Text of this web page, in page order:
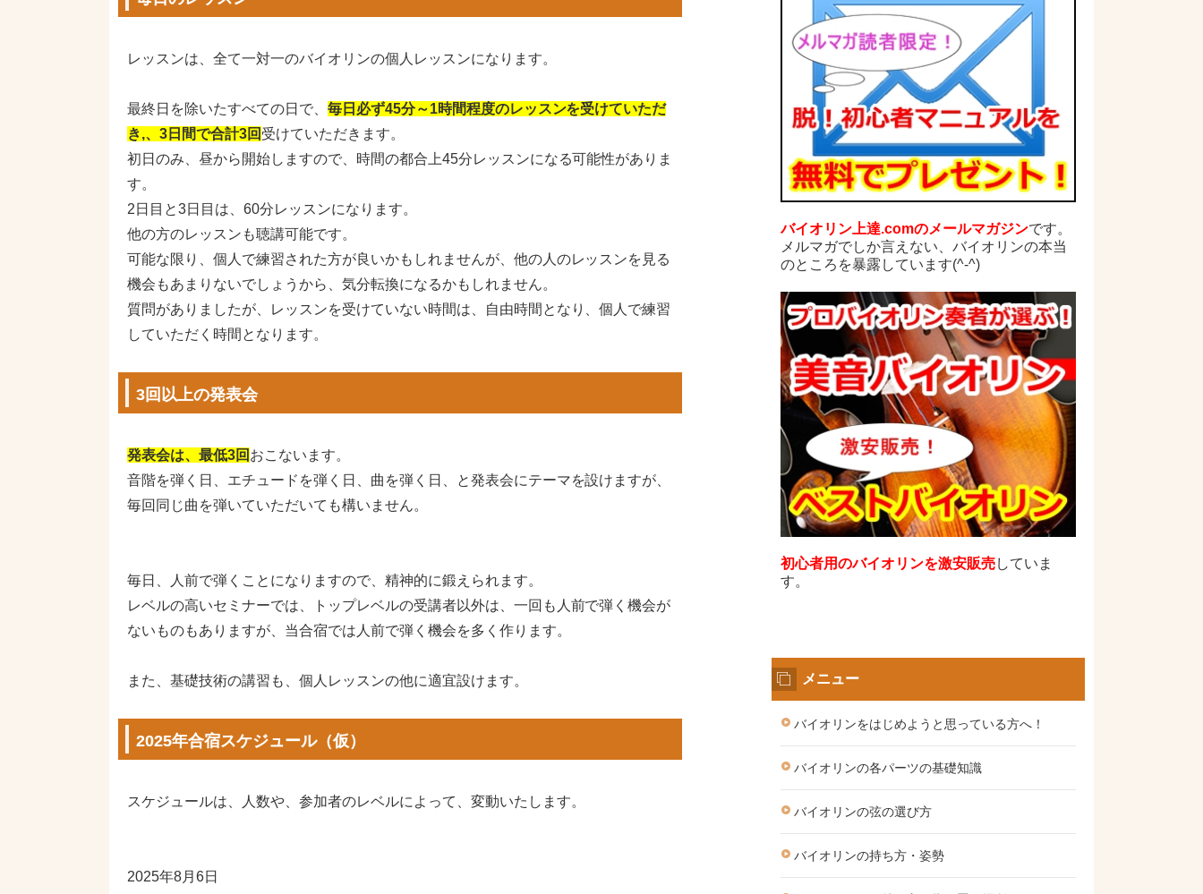
レッスンは、全て一対一のバイオリンの個人レッスンになります。
最終日を除いたすべての日で、 毎日必ず45分～1時間程度のレッスンを受けていただ
き,、3日間で合計3回 受けていただきます。
初日のみ、昼から開始しますので、時間の都合上45分レッスンになる可能性がありま
す。
2日目と3日目は、60分レッスンになります。
他の方のレッスンも聴講可能です。
可能な限り、個人で練習された方が良いかもしれませんが、他の人のレッスンを見る
機会もあまりないでしょうから、気分転換になるかもしれません。
質問がありましたが、レッスンを受けていない時間は、自由時間となり、個人で練習
していただく時間となります。
3回以上の発表会
発表会は、最低3回 おこないます。
音階を弾く日、エチュードを弾く日、曲を弾く日、と発表会にテーマを設けますが、
毎回同じ曲を弾いていただいても構いません。
毎日、人前で弾くことになりますので、精神的に鍛えられます。
レベルの高いセミナーでは、トップレベルの受講者以外は、一回も人前で弾く機会が
ないものもありますが、当合宿では人前で弾く機会を多く作ります。
また、基礎技術の講習も、個人レッスンの他に適宜設けます。
2025年合宿スケジュール（仮）
スケジュールは、人数や、参加者のレベルによって、変動いたします。
2025年8月6日
バイオリン上達.comのメールマガジンです。
メルマガでしか言えない、バイオリンの本当
のところを暴露しています(^-^)
初心者用のバイオリンを激安販売していま
す。
メニュー
バイオリンをはじめようと思っている方へ！
バイオリンの各パーツの基礎知識
バイオリンの弦の選び方
バイオリンの持ち方・姿勢